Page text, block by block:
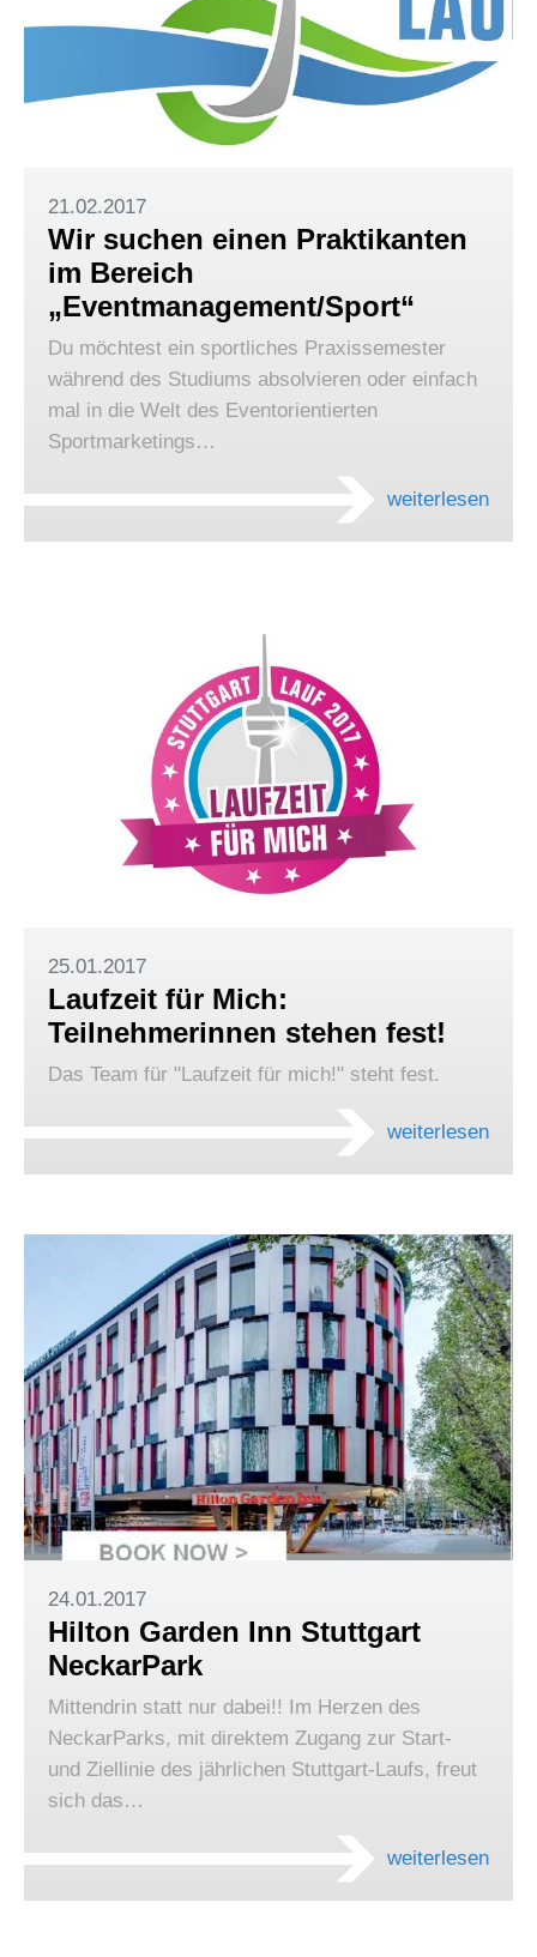
21.02.2017
Wir suchen einen Praktikanten
im Bereich
„Eventmanagement/Sport“
Du möchtest ein sportliches Praxissemester
während des Studiums absolvieren oder einfach
mal in die Welt des Eventorientierten
Sportmarketings…
weiterlesen
25.01.2017
Laufzeit für Mich:
Teilnehmerinnen stehen fest!
Das Team für "Laufzeit für mich!" steht fest.
weiterlesen
24.01.2017
Hilton Garden Inn Stuttgart
NeckarPark
Mittendrin statt nur dabei!! Im Herzen des
NeckarParks, mit direktem Zugang zur Start-
und Ziellinie des jährlichen Stuttgart-Laufs, freut
sich das…
weiterlesen